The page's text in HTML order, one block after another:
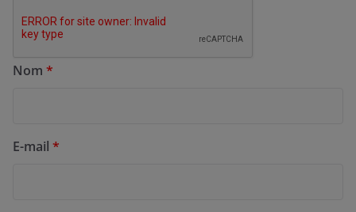
Nom *
E-mail *